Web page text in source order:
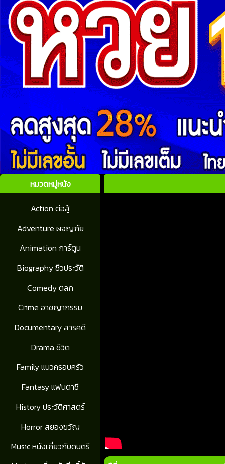
หมวดหมู่หนัง
Action ต่อสู้
Adventure ผจญภัย
Animation การ์ตูน
Biography ชีวประวัติ
Comedy ตลก
Crime อาชญากรรม
Documentary สารคดี
Drama ชีวิต
Family แนวครอบครัว
Fantasy แฟนตาซี
History ประวัติศาสตร์
Horror สยองขวัญ
Music หนังเกี่ยวกับดนตรี